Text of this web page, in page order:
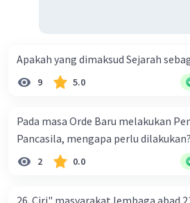
Apakah yang dimaksud Sejarah
9 5.0
Pada masa Orde Baru melakukan
Pancasila, mengapa perlu dilakukan?
2 0.0